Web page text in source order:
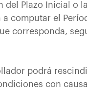
del Plazo Inicial o
a computar el
corresponda,
podrá
con